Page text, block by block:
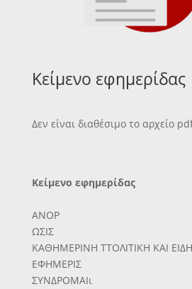
Κείμενο εφημερίδας
Δεν είναι διαθέσιμο το αρχείο
Κείμενο εφημερίδας
ΑΝΟΡ
ΩΣΙΣ
ΚΑΘΗΜΕΡΙΝΗ ΤΤΟΛΙΤΙΚΗ ΚΑΙ
ΕΦΗΜΕΡΙΣ
ΣΥΝΔΡΟΜΑΙι